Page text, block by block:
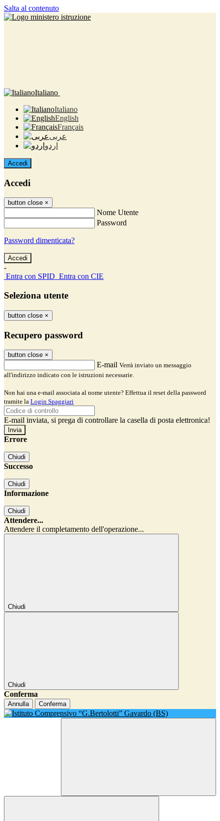
Salta al contenuto
Italiano
Italiano
English
Français
عربى
اردو
Accedi
Accedi
button close ×
Nome Utente
Password
Password dimenticata?
-
Entra con SPID Entra con CIE
Seleziona utente
button close ×
Recupero password
button close ×
E-mail Verrà inviato un messaggio
all'indirizzo indicato con le istruzioni necessarie.
Non hai una e-mail associata al nome utente? Effettua il reset della password
tramite la Login Spaggiari
E-mail inviata, si prega di controllare la casella di posta elettronica!
Errore
Chiudi
Successo
Chiudi
Informazione
Chiudi
Attendere...
Attendere il completamento dell'operazione...
Chiudi
Chiudi
Conferma
Annulla Conferma